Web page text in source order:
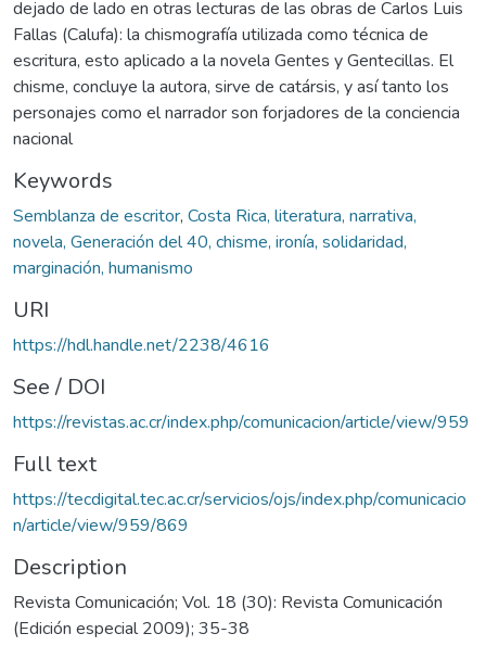
dejado de lado en otras lecturas de las obras de Carlos Luis
Fallas (Calufa): la chismografía utilizada como técnica de
escritura, esto aplicado a la novela Gentes y Gentecillas. El
chisme, concluye la autora, sirve de catársis, y así tanto los
personajes como el narrador son forjadores de la conciencia
nacional
Keywords
Semblanza de escritor, Costa Rica, literatura, narrativa,
novela, Generación del 40, chisme, ironía, solidaridad,
marginación, humanismo
URI
https://hdl.handle.net/2238/4616
See / DOI
https://revistas.ac.cr/index.php/comunicacion/article/view/959
Full text
https://tecdigital.tec.ac.cr/servicios/ojs/index.php/comunicacio
n/article/view/959/869
Description
Revista Comunicación; Vol. 18 (30): Revista Comunicación
(Edición especial 2009); 35-38